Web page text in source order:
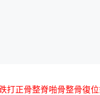
打正骨整脊啪骨整骨復